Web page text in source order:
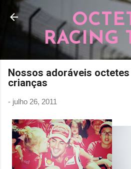
Pular para o
RACING
Nossos adoráveis octetes
crianças
- julho 26, 2011